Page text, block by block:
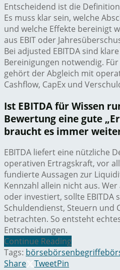
Entscheidend ist die
Es muss klar sein, welche
und welche Effekte bereinigt
aus EBIT oder
Bei adjusted EBITDA sind
Bereinigungen notwendig.
gehört der Abgleich mit
Cashflow, CapEx und
Ist EBITDA für Wissen
Bewertung eine gute
braucht es immer
EBITDA liefert eine nützliche
operativen Ertragskraft, vor
fundierte Aussagen zur
Kennzahl allein nicht aus.
oder investiert, sollte EBITDA
Schuldendienst, Steuern und
betrachten. So entsteht
Entscheidungen.
Continue Reading
Tags: börsebörsenbegriffe
Share
TweetPin